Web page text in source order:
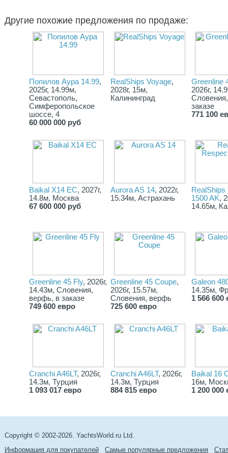
Другие похожие предложения по продаже:
Попилов Аура 14.99,
2025г, 14.99м,
Севастополь,
Симферопольское
шоссе, 4
60 000 000 руб
RealShips Voyage,
2028г, 15м,
Калининград
Greenline
2026г,
заказе
771 100
Baikal X14 EC, 2027г,
14.8м, Москва
67 600 000 руб
Aurora AS 14, 2022г,
15.34м, Астрахань
RealShips
1500 AK,
14.65м,
Greenline 45 Fly, 2026г,
14.43м, Словения,
верфь, в заказе
749 600 евро
Greenline 45 Coupe,
2026г, 15.57м,
Словения, верфь
725 600 евро
Galeon
14.35м,
1 566 600
Сranchi A46LT, 2026г,
14.3м, Турция
1 093 017 евро
Cranchi A46LT, 2026г,
14.3м, Турция
884 815 евро
Baikal 16
16м,
1 200 000
Copyright © 2002-2026. YachtsWorld.ru Ltd.
Информация для покупателей
Самые популярные предложения